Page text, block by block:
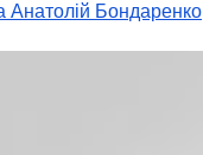
Анатолій Бондаренко